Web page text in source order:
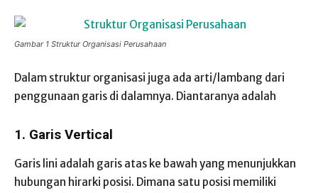
Gambar 1 Struktur Organisasi Perusahaan
Dalam struktur organisasi juga ada arti/lambang dari
penggunaan garis di dalamnya. Diantaranya adalah
1. Garis Vertical
Garis lini adalah garis atas ke bawah yang menunjukkan
hubungan hirarki posisi. Dimana satu posisi memiliki